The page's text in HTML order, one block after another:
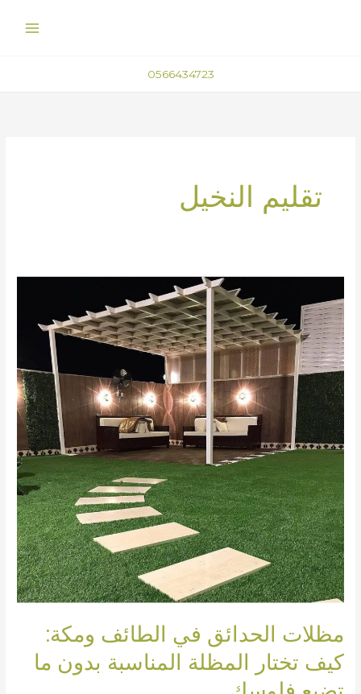
0566434723
تقليم النخيل
مظلات الحدائق في الطائف ومكة:
كيف تختار المظلة المناسبة بدون ما
الحدائق
في
الطائف
ومكة:
كيف
تختار
المظلة
المناسبة
ما
تضيع
فلوسك